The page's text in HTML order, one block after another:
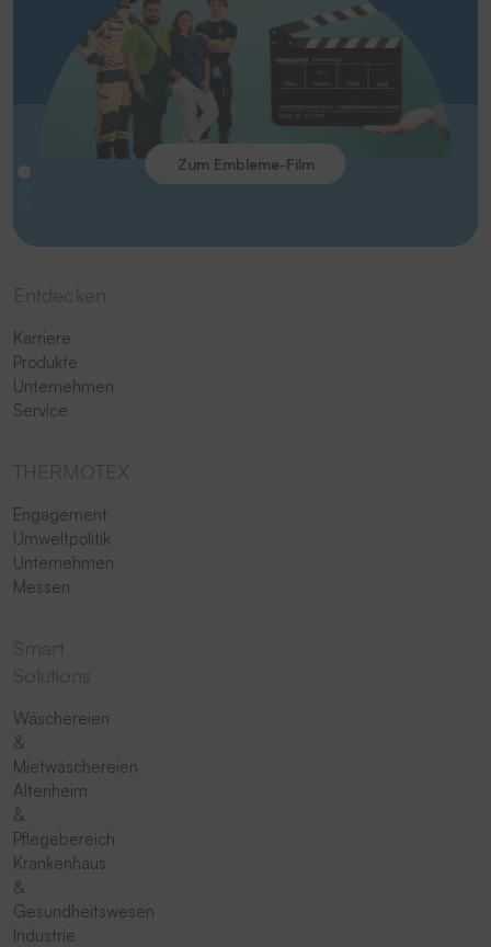
Zum Embleme-Film
Karriere
Produkte
Unternehmen
Service
Engagement
Umweltpolitik
Unternehmen
Messen
Wäschereien
&
Mietwäschereien
Altenheim
&
Pflegebereich
Krankenhaus
&
Gesundheitswesen
Industrie